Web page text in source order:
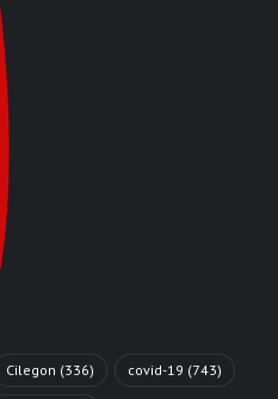
Cilegon (336) covid-19 (743)